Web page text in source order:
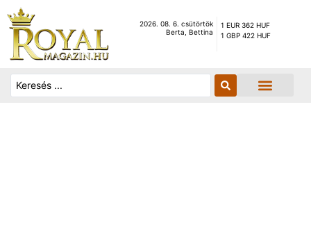
2026. 08. 6. csütörtök
Berta, Bettina
1 EUR 362 HUF
1 GBP 422 HUF